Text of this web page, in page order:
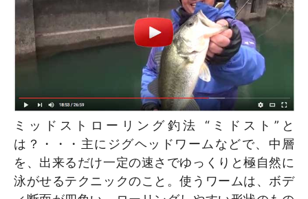
ミッドストローリング釣法 “ミドスト”と
は？・・・主にジグヘッドワームなどで、中層
を、出来るだけ一定の速さでゆっくりと極自然に
泳がせるテクニックのこと。使うワームは、ボデ